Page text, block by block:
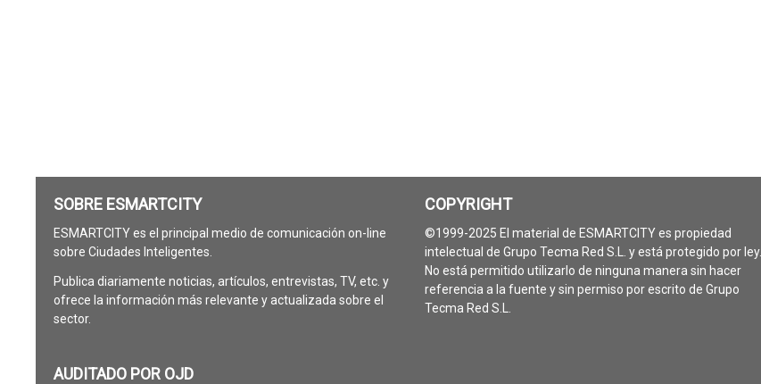
SOBRE ESMARTCITY
ESMARTCITY es el principal medio de comunicación on-line
sobre Ciudades Inteligentes.
Publica diariamente noticias, artículos, entrevistas, TV, etc. y
ofrece la información más relevante y actualizada sobre el
sector.
AUDITADO POR OJD
COPYRIGHT
©1999-2025 El material de ESMARTCITY es propiedad
intelectual de Grupo Tecma Red S.L. y está protegido por ley.
No está permitido utilizarlo de ninguna manera sin hacer
referencia a la fuente y sin permiso por escrito de Grupo
Tecma Red S.L.